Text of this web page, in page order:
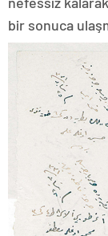
bir sonuca